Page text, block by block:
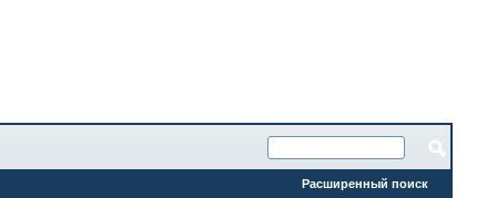
Расширенный поиск